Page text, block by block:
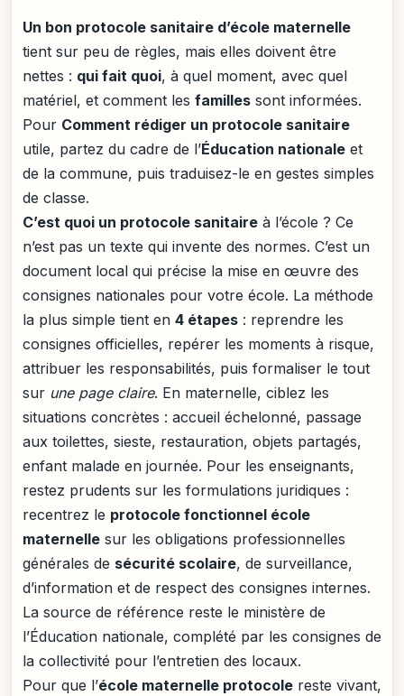
Un bon protocole sanitaire d’école maternelle
tient sur peu de règles, mais elles doivent être
nettes : qui fait quoi, à quel moment, avec quel
matériel, et comment les familles sont informées.
Pour Comment rédiger un protocole sanitaire
utile, partez du cadre de l’Éducation nationale et
de la commune, puis traduisez-le en gestes simples
de classe.
C’est quoi un protocole sanitaire à l’école ? Ce
n’est pas un texte qui invente des normes. C’est un
document local qui précise la mise en œuvre des
consignes nationales pour votre école. La méthode
la plus simple tient en 4 étapes : reprendre les
consignes officielles, repérer les moments à risque,
attribuer les responsabilités, puis formaliser le tout
sur une page claire. En maternelle, ciblez les
situations concrètes : accueil échelonné, passage
aux toilettes, sieste, restauration, objets partagés,
enfant malade en journée. Pour les enseignants,
restez prudents sur les formulations juridiques :
recentrez le protocole fonctionnel école
maternelle sur les obligations professionnelles
générales de sécurité scolaire, de surveillance,
d’information et de respect des consignes internes.
La source de référence reste le ministère de
l’Éducation nationale, complété par les consignes de
la collectivité pour l’entretien des locaux.
Pour que l’école maternelle protocole reste vivant,